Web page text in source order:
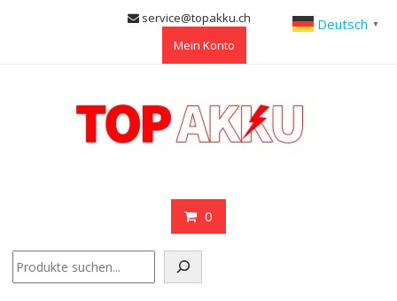
service@topakku.ch
Mein Konto
0
Deutsch ▼